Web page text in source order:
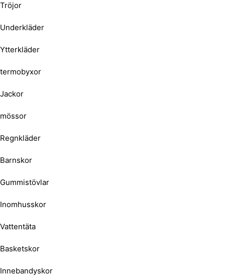
Tröjor
Underkläder
Ytterkläder
termobyxor
Jackor
mössor
Regnkläder
Barnskor
Gummistövlar
Inomhusskor
Vattentäta
Basketskor
Innebandyskor